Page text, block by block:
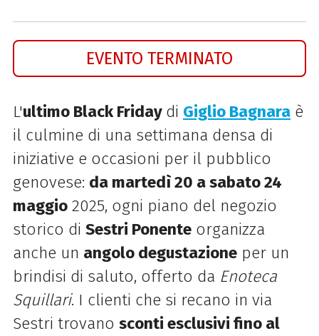
EVENTO TERMINATO
L'ultimo Black Friday di Giglio Bagnaraè
il culmine di una settimana densa di
iniziative e occasioni per il pubblico
genovese: da martedì 20 a sabato 24
maggio2025, ogni piano del negozio
storico di Sestri Ponenteorganizza
anche un angolo degustazioneper un
brindisi di saluto, offerto da Enoteca
Squillari. I clienti che si recano in via
Sestri trovano sconti esclusivi fino al